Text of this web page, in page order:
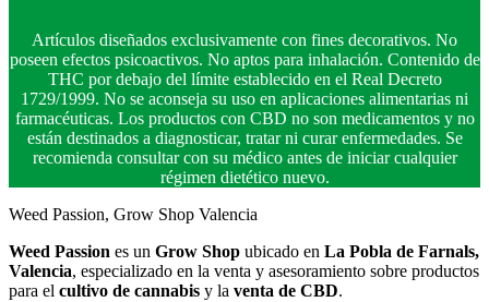
Artículos diseñados exclusivamente con fines decorativos. No
poseen efectos psicoactivos. No aptos para inhalación. Contenido de
THC por debajo del límite establecido en el Real Decreto
1729/1999. No se aconseja su uso en aplicaciones alimentarias ni
farmacéuticas. Los productos con CBD no son medicamentos y no
están destinados a diagnosticar, tratar ni curar enfermedades. Se
recomienda consultar con su médico antes de iniciar cualquier
régimen dietético nuevo.
Weed Passion, Grow Shop Valencia
Weed Passion es un Grow Shop ubicado en La Pobla de Farnals,
Valencia, especializado en la venta y asesoramiento sobre productos
para el cultivo de cannabis y la venta de CBD.